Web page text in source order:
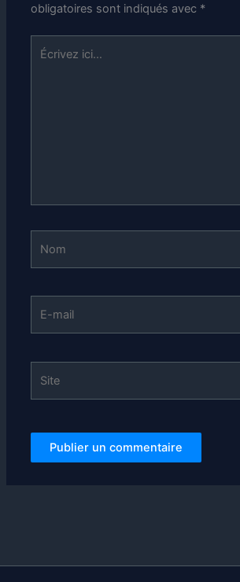
obligatoires sont indiqués avec *
Écrivez
ici…